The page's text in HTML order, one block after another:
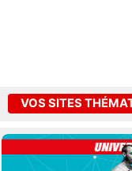
VOS SITES